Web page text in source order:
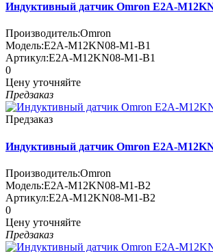
Индуктивный датчик Omron E2A-
Производитель:Omron
Модель:E2A-M12KN08-M1-B1
Артикул:E2A-M12KN08-M1-B1
0
Цену уточняйте
Предзаказ
Предзаказ
Индуктивный датчик Omron E2A-
Производитель:Omron
Модель:E2A-M12KN08-M1-B2
Артикул:E2A-M12KN08-M1-B2
0
Цену уточняйте
Предзаказ